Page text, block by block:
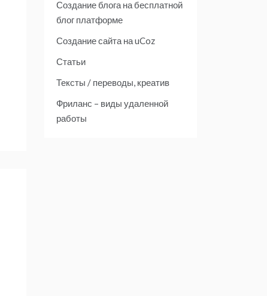
Создание блога на бесплатной
блог платформе
Создание сайта на uCoz
Статьи
Тексты / переводы, креатив
Фриланс – виды удаленной
работы